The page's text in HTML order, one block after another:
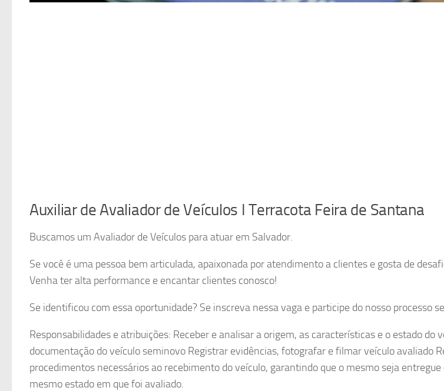
Auxiliar de Avaliador de Veículos I Terracota Feira de Santana
Buscamos um Avaliador de Veículos para atuar em Salvador.
Se você é uma pessoa bem articulada, apaixonada por atendimento a clientes e gosta de
Venha ter alta performance e encantar clientes conosco!
Se identificou com essa oportunidade? Se inscreva nessa vaga e participe do nosso processo
Responsabilidades e atribuições: Receber e analisar a origem, as características e o estado do
documentação do veículo seminovo Registrar evidências, fotografar e filmar veículo avaliado
procedimentos necessários ao recebimento do veículo, garantindo que o mesmo seja
mesmo estado em que foi avaliado.